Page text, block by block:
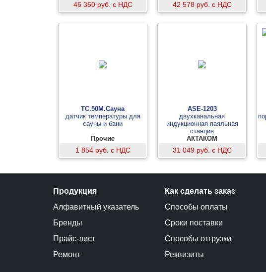
46 360 руб. с НДС 42 578 руб. с НДС
ТС.50М.Сауна
датчик температуры для
сауны и бани
Прочие
1 854 руб. с НДС
ASE-1203
двухканальная
индукционная паяльная
станция
АКТАКОМ
31 049 руб. с НДС
Продукция
Алфавитный указатель
Бренды
Прайс-лист
Ремонт
Как сделать заказ
Способы оплаты
Сроки поставки
Способы отгрузки
Реквизиты